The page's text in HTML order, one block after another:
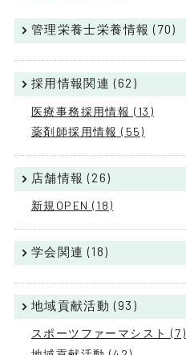
管理栄養士栄養情報 (70)
採用情報関連 (62)
医療事務採用情報 (13)
薬剤師採用情報 (55)
店舗情報 (26)
新規OPEN (18)
学会関連 (18)
地域貢献活動 (93)
スポーツファーマシスト (7)